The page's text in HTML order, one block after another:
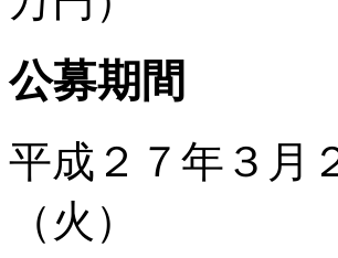
公募期間
平成２７年３月
（火）